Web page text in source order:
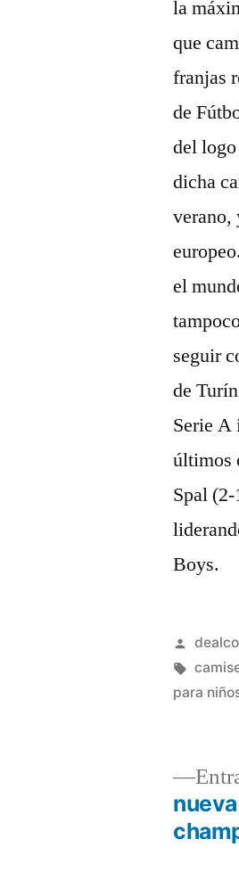
la
que
franjas
de
del
dicha
verano,
el
seguir
de
Serie A
últimos
Spal
Boys.
por
para